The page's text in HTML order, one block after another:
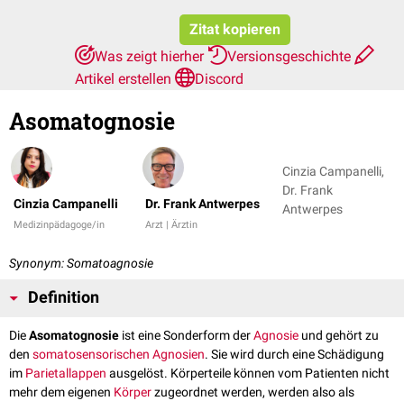
Zitat kopieren
Was zeigt hierher
Versionsgeschichte
Artikel erstellen
Discord
Asomatognosie
Cinzia Campanelli
Medizinpädagoge/in
Dr. Frank Antwerpes
Arzt | Ärztin
Cinzia Campanelli,
Dr. Frank
Antwerpes
Synonym: Somatoagnosie
Definition
DieAsomatognosie ist eine Sonderform derAgnosie und gehört zu
den somatosensorischen Agnosien. Sie wird durch eine Schädigung
im Parietallappen ausgelöst. Körperteile können vom Patienten nicht
mehr dem eigenen Körperzugeordnet werden, werden also als